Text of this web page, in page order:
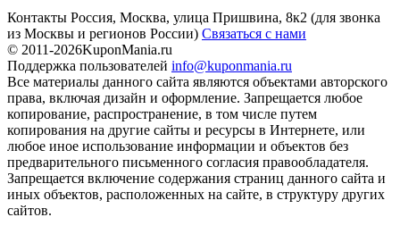
Контакты Россия, Москва, улица Пришвина, 8к2 (для звонка
из Москвы и регионов России) Связаться с нами
© 2011-2026KuponMania.ru
Поддержка пользователей info@kuponmania.ru
Все материалы данного сайта являются объектами авторского
права, включая дизайн и оформление. Запрещается любое
копирование, распространение, в том числе путем
копирования на другие сайты и ресурсы в Интернете, или
любое иное использование информации и объектов без
предварительного письменного согласия правообладателя.
Запрещается включение содержания страниц данного сайта и
иных объектов, расположенных на сайте, в структуру других
сайтов.